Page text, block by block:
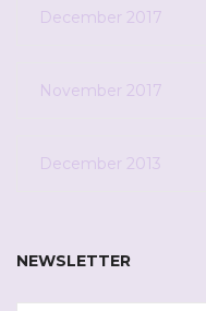
December 2017
November 2017
December 2013
NEWSLETTER